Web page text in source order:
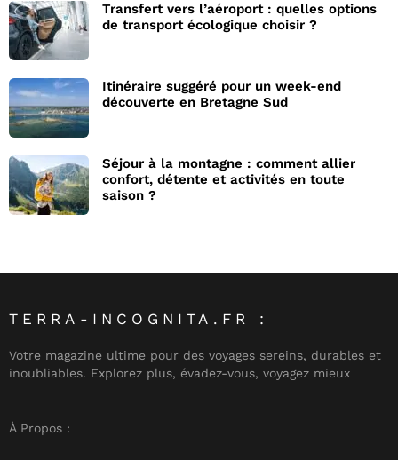
Transfert vers l’aéroport : quelles options
de transport écologique choisir ?
Itinéraire suggéré pour un week-end
découverte en Bretagne Sud
Séjour à la montagne : comment allier
confort, détente et activités en toute
saison ?
TERRA-INCOGNITA.FR :
Votre magazine ultime pour des voyages sereins, durables et
inoubliables. Explorez plus, évadez-vous, voyagez mieux
À Propos :